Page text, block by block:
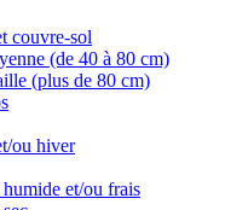
couvre-sol
(de 40 à 80 cm)
(plus de 80 cm)
ou hiver
et/ou frais